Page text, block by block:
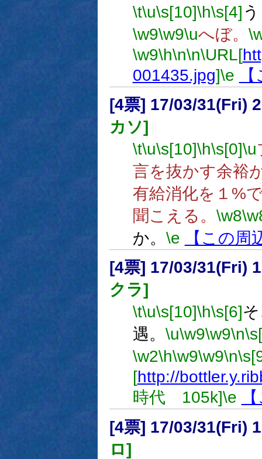
\t\u\s[10]\h\s[4]
\w9\w9\uへぼ。
\w9\h\n\n\URL[
001435.jpg]\e
[4票] 17/03/31(Fri)
カソ]
\t\u\s[10]\h\s[0]\u
言を抜かす余裕
有給消化を１%
聞こえる。 \w8
か。 \e
【この周
[4票] 17/03/31(Fri)
クラ]
\t\u\s[10]\h\s[6]
遇。 \u\w9\w9\n
\w2\h\w9\w9\n
[http://
時代 105k]\e
[4票] 17/03/31(Fri)
ロ]